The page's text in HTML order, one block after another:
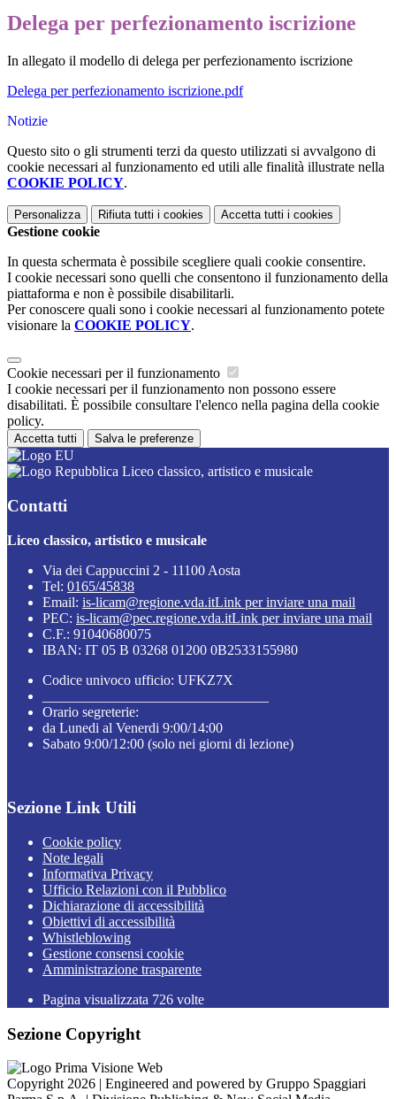
Delega per perfezionamento iscrizione
In allegato il modello di delega per perfezionamento iscrizione
Delega per perfezionamento iscrizione.pdf
Notizie
Questo sito o gli strumenti terzi da questo utilizzati si avvalgono di
cookie necessari al funzionamento ed utili alle finalità illustrate nella
COOKIE POLICY.
Personalizza Rifiuta tutti i cookies Accetta tutti i cookies
Gestione cookie
In questa schermata è possibile scegliere quali cookie consentire.
I cookie necessari sono quelli che consentono il funzionamento della
piattaforma e non è possibile disabilitarli.
Per conoscere quali sono i cookie necessari al funzionamento potete
visionare la COOKIE POLICY.
Cookie necessari per il funzionamento
I cookie necessari per il funzionamento non possono essere
disabilitati. È possibile consultare l'elenco nella pagina della cookie
policy.
Accetta tutti Salva le preferenze
Liceo classico, artistico e musicale
Contatti
Liceo classico, artistico e musicale
Via dei Cappuccini 2 - 11100 Aosta
Tel: 0165/45838
Email: is-licam@regione.vda.itLink per inviare una mail
PEC: is-licam@pec.regione.vda.itLink per inviare una mail
C.F.: 91040680075
IBAN: IT 05 B 03268 01200 0B2533155980
Codice univoco ufficio: UFKZ7X
Orario segreterie:
da Lunedi al Venerdi 9:00/14:00
Sabato 9:00/12:00 (solo nei giorni di lezione)
Sezione Link Utili
Cookie policy
Note legali
Informativa Privacy
Ufficio Relazioni con il Pubblico
Dichiarazione di accessibilità
Obiettivi di accessibilità
Whistleblowing
Gestione consensi cookie
Amministrazione trasparente
Pagina visualizzata 726 volte
Sezione Copyright
Copyright 2026 | Engineered and powered by Gruppo Spaggiari